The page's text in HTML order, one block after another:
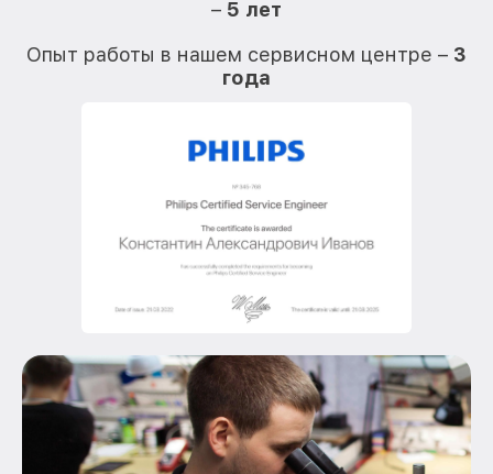
– 5 лет
Опыт работы в нашем сервисном центре – 3
года